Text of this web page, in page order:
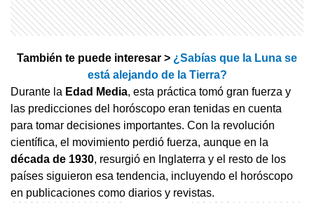
También te puede interesar > ¿Sabías que la Luna se
está alejando de la Tierra?
Durante la Edad Media, esta práctica tomó gran fuerza y
las predicciones del horóscopo eran tenidas en cuenta
para tomar decisiones importantes. Con la revolución
científica, el movimiento perdió fuerza, aunque en la
década de 1930, resurgió en Inglaterra y el resto de los
países siguieron esa tendencia, incluyendo el horóscopo
en publicaciones como diarios y revistas.